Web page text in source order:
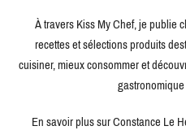
À travers Kiss My Chef, je publie
recettes et sélections produits
cuisiner, mieux consommer et
En savoir plus sur Constance Le